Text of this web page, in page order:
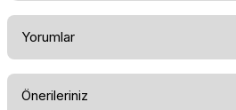
Yorumlar
Önerileriniz